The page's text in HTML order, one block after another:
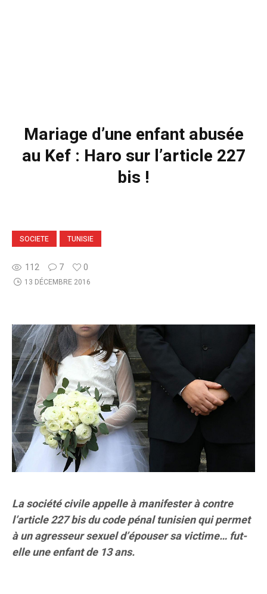
Mariage d’une enfant abusée
au Kef : Haro sur l’article 227
bis !
SOCIETE TUNISIE
112 7 0
13 DÉCEMBRE 2016
La société civile appelle à manifester à contre
l’article 227 bis du code pénal tunisien qui permet
à un agresseur sexuel d’épouser sa victime… fut-
elle une enfant de 13 ans.